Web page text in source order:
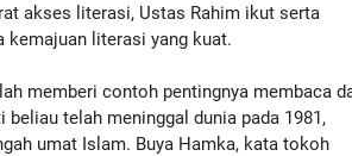
akses literasi, Ustas Rahim ikut serta
kemajuan literasi yang kuat.
memberi contoh pentingnya membaca
telah meninggal dunia pada 1981,
umat Islam. Buya Hamka, kata tokoh